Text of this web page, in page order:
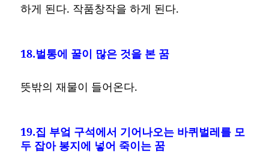
하게 된다. 작품창작을 하게 된다.
18.벌통에 꿀이 많은 것을 본 꿈
뜻밖의 재물이 들어온다.
19.집 부엌 구석에서 기어나오는 바퀴벌레를 모
두 잡아 봉지에 넣어 죽이는 꿈